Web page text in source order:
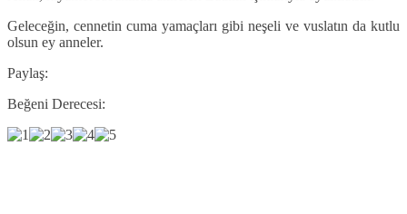
Geleceğin, cennetin cuma yamaçları gibi neşeli ve vuslatın da kutlu
olsun ey anneler.
Paylaş:
Beğeni Derecesi: